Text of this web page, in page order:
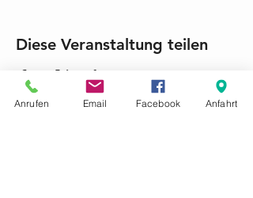
Diese Veranstaltung teilen
Anrufen Email Facebook Anfahrt